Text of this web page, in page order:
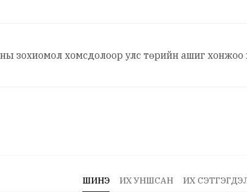
зохиомол хомсдолоор улс төрийн ашиг
ШИНЭ ИХ УНШСАН ИХ